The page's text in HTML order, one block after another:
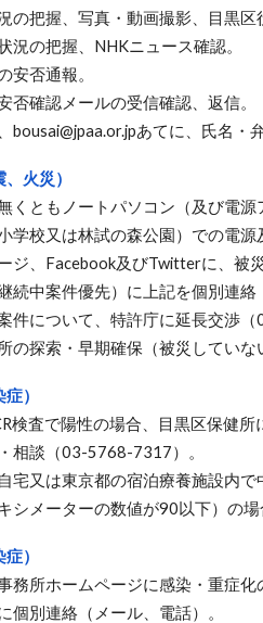
の把握、写真・動画撮影、目黒区
の把握、NHKニュース確認。
否通報。
確認メールの受信確認、返信。
あてに、氏名・弁
火災）
ともノートパソコン（及び電源
校又は林試の森公園）での電源
、Facebook及びTwitterに、被
中案件優先）に上記を個別連絡
件について、特許庁に延長交渉（
の探索・早期確保 （被災してい
）
検査で陽性の場合、目黒区保健所
相談（03-5768-7317）。
宅又は東京都の宿泊療養施設内で
メーターの数値が90以下）の場
）
所ホームページに感染・重症化
別連絡（メール、電話）。